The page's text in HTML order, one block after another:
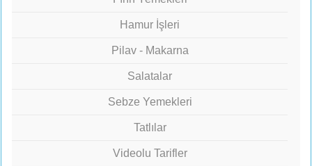
Hamur İşleri
Pilav - Makarna
Salatalar
Sebze Yemekleri
Tatlılar
Videolu Tarifler